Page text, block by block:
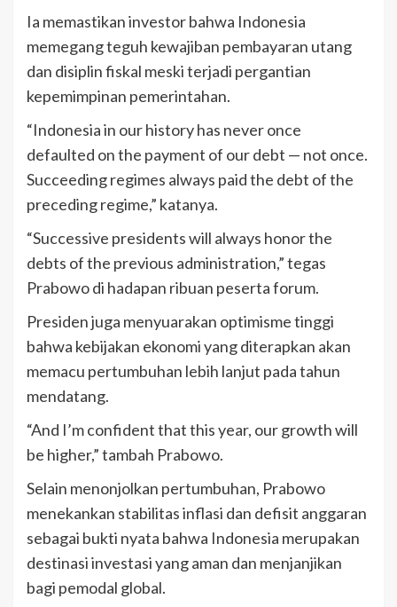
Ia memastikan investor bahwa Indonesia
memegang teguh kewajiban pembayaran utang
dan disiplin fiskal meski terjadi pergantian
kepemimpinan pemerintahan.
“Indonesia in our history has never once
defaulted on the payment of our debt — not once.
Succeeding regimes always paid the debt of the
preceding regime,” katanya.
“Successive presidents will always honor the
debts of the previous administration,” tegas
Prabowo di hadapan ribuan peserta forum.
Presiden juga menyuarakan optimisme tinggi
bahwa kebijakan ekonomi yang diterapkan akan
memacu pertumbuhan lebih lanjut pada tahun
mendatang.
“And I’m confident that this year, our growth will
be higher,” tambah Prabowo.
Selain menonjolkan pertumbuhan, Prabowo
menekankan stabilitas inflasi dan defisit anggaran
sebagai bukti nyata bahwa Indonesia merupakan
destinasi investasi yang aman dan menjanjikan
bagi pemodal global.